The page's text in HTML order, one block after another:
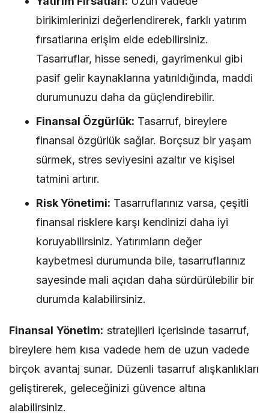
birikimlerinizi değerlendirerek, farklı yatırım
fırsatlarına erişim elde edebilirsiniz.
Tasarruflar, hisse senedi, gayrimenkul gibi
pasif gelir kaynaklarına yatırıldığında, maddi
durumunuzu daha da güçlendirebilir.
Finansal Özgürlük: Tasarruf, bireylere
finansal özgürlük sağlar. Borçsuz bir yaşam
sürmek, stres seviyesini azaltır ve kişisel
tatmini artırır.
Risk Yönetimi: Tasarruflarınız varsa, çeşitli
finansal risklere karşı kendinizi daha iyi
koruyabilirsiniz. Yatırımların değer
kaybetmesi durumunda bile, tasarruflarınız
sayesinde mali açıdan daha sürdürülebilir bir
durumda kalabilirsiniz.
Finansal Yönetim: stratejileri içerisinde tasarruf,
bireylere hem kısa vadede hem de uzun vadede
birçok avantaj sunar. Düzenli tasarruf alışkanlıkları
geliştirerek, geleceğinizi güvence altına
alabilirsiniz.